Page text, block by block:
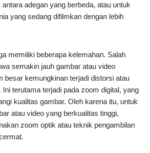
adegan yang berbeda, atau untuk
yang sedang difilmkan dengan lebih
memiliki beberapa kelemahan. Salah
semakin jauh gambar atau video
besar kemungkinan terjadi distorsi atau
Ini terutama terjadi pada zoom digital, yang
kualitas gambar. Oleh karena itu, untuk
atau video yang berkualitas tinggi,
zoom optik atau teknik pengambilan